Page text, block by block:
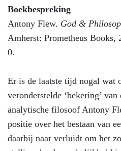
Boekbespreking
Antony Flew. God &
Amherst: Prometheus
0.
Er is de laatste tijd nogal wat
veronderstelde ‘bekering’
analytische filosoof Antony
positie over het bestaan van
daarbij naar verluidt om het